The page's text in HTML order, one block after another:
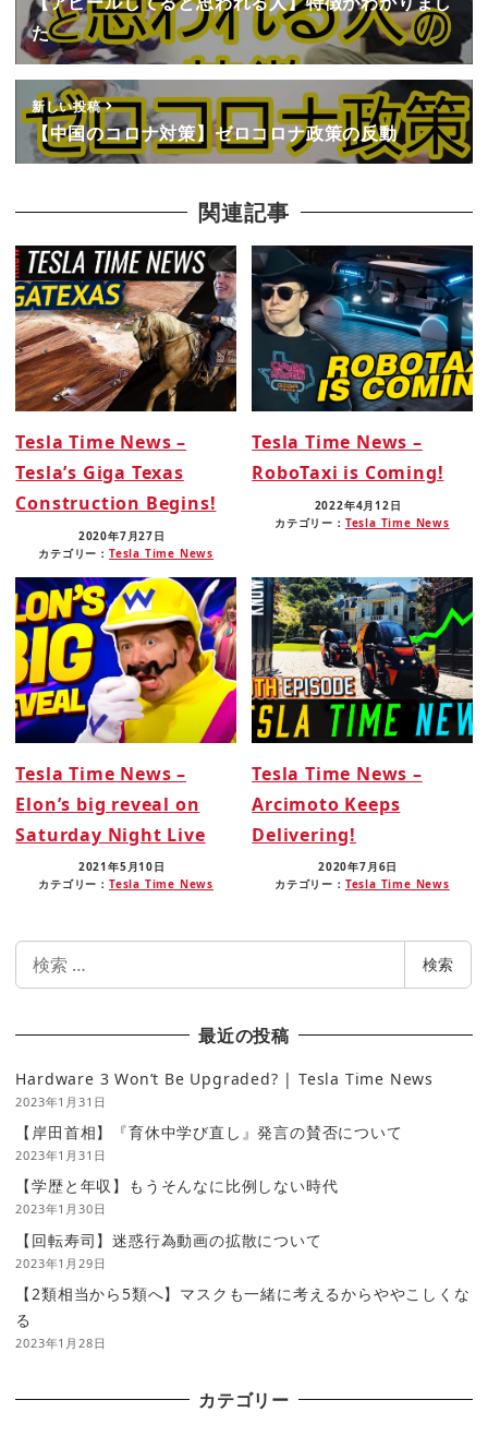
た
新しい投稿
【中国のコロナ対策】ゼロコロナ政策の反動
関連記事
Tesla Time News –
Tesla’s Giga Texas
Construction Begins!
2020年7月27日
カテゴリー： Tesla Time News
Tesla Time News –
RoboTaxi is Coming!
2022年4月12日
カテゴリー： Tesla Time News
Tesla Time News –
Elon’s big reveal on
Saturday Night Live
2021年5月10日
カテゴリー： Tesla Time News
Tesla Time News –
Arcimoto Keeps
Delivering!
2020年7月6日
カテゴリー： Tesla Time News
検
検索
最近の投稿
Hardware 3 Won’t Be Upgraded? | Tesla Time News
2023年1月31日
【岸田首相】『育休中学び直し』発言の賛否について
2023年1月31日
【学歴と年収】もうそんなに比例しない時代
2023年1月30日
【回転寿司】迷惑行為動画の拡散について
2023年1月29日
【2類相当から5類へ】マスクも一緒に考えるからややこしくな
る
2023年1月28日
カテゴリー